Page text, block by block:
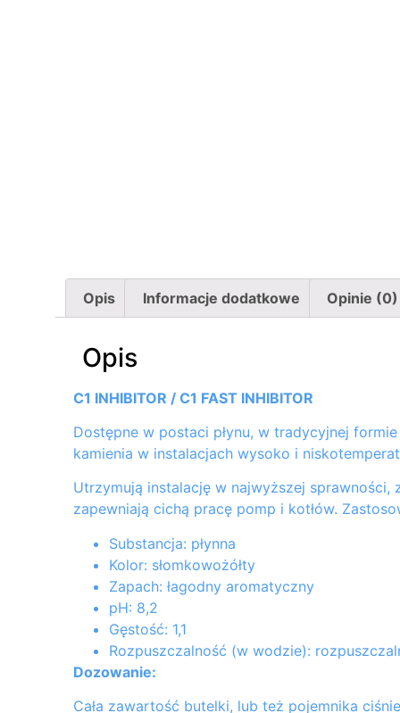
Opis Informacje dodatkowe Opinie (0)
Opis
C1 INHIBITOR / C1 FAST INHIBITOR
Dostępne w postaci płynu, w tradycyjnej
kamienia w instalacjach wysoko i
Utrzymują instalację w najwyższej sprawności,
zapewniają cichą pracę pomp i kotłów.
Substancja: płynna
Kolor: słomkowożółty
Zapach: łagodny aromatyczny
pH: 8,2
Gęstość: 1,1
Rozpuszczalność (w wodzie):
Dozowanie:
Cała zawartość butelki, lub też pojemnika